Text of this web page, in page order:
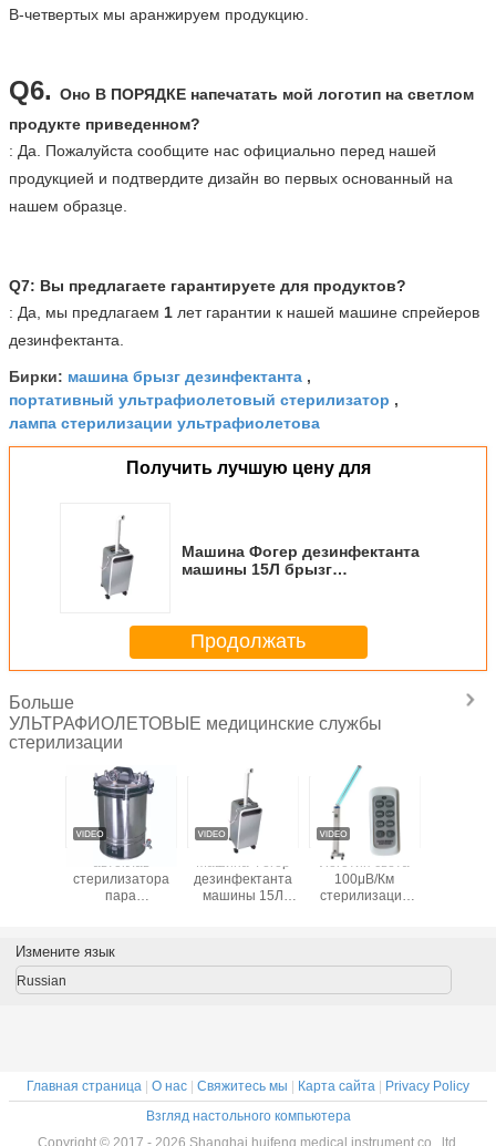
В-четвертых мы аранжируем продукцию.
Q6. Оно В ПОРЯДКЕ напечатать мой логотип на светлом
продукте приведенном?
: Да. Пожалуйста сообщите нас официально перед нашей
продукцией и подтвердите дизайн во первых основанный на
нашем образце.
Q7: Вы предлагаете гарантируете для продуктов?
: Да, мы предлагаем 1 лет гарантии к нашей машине спрейеров
дезинфектанта.
Бирки: машина брызг дезинфектанта ,
портативный ультрафиолетовый стерилизатор ,
лампа стерилизации ультрафиолетова
Получить лучшую цену для
Машина Фогер дезинфектанта
машины 15Л брызг
Продолжать
Больше
УЛЬТРАФИОЛЕТОВЫЕ медицинские службы
стерилизации
автоклав
стерилизатора
пара
стерилизации
тома 18Л
Машина Фогер
дезинфектанта
машины 15Л
портативная
Логотип света
100μВ/Км
стерилизации
подгонянный
Измените язык
Russian
Главная страница О нас Свяжитесь мы Карта сайта
Privacy Policy
Взгляд настольного компьютера
Copyright © 2017 - 2026 Shanghai huifeng medical instrument co., ltd.